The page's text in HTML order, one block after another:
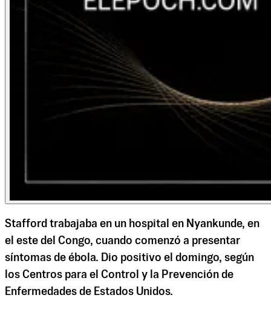
Stafford trabajaba en un hospital en Nyankunde, en
el este del Congo, cuando comenzó a presentar
síntomas de ébola. Dio positivo el domingo, según
los Centros para el Control y la Prevención de
Enfermedades de Estados Unidos.